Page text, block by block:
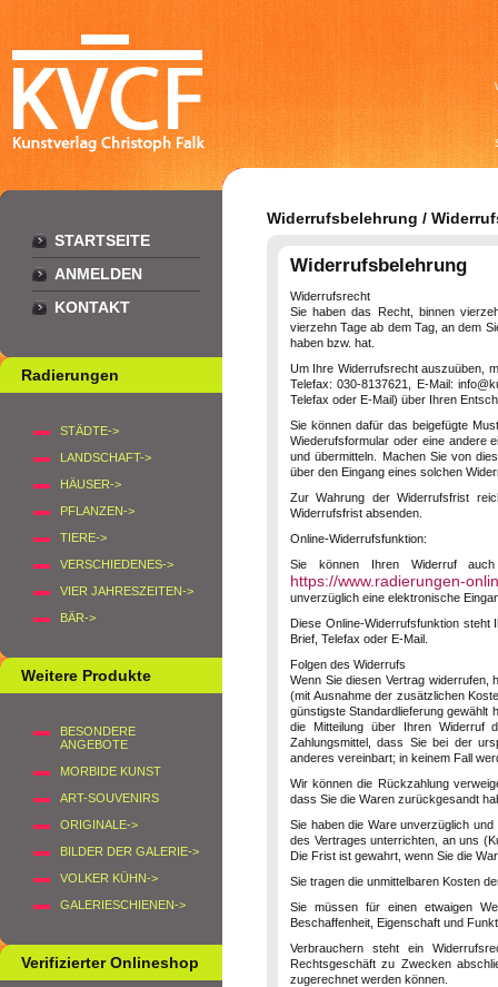
STARTSEITE
ANMELDEN
KONTAKT
Radierungen
STÄDTE->
LANDSCHAFT->
HÄUSER->
PFLANZEN->
TIERE->
VERSCHIEDENES->
VIER JAHRESZEITEN->
BÄR->
Weitere Produkte
BESONDERE
ANGEBOTE
MORBIDE KUNST
ART-SOUVENIRS
ORIGINALE->
BILDER DER GALERIE->
VOLKER KÜHN->
GALERIESCHIENEN->
Verifizierter Onlineshop
Widerrufsbelehrung /
Widerrufsbelehrung
Widerrufsrecht
Sie haben das Recht, binnen
vierzehn Tage ab dem Tag, an dem
haben bzw. hat.
Um Ihre Widerrufsrecht auszuüben,
Telefax: 030-8137621, E-Mail:
Telefax oder E-Mail) über Ihren
Sie können dafür das beigefügte
Wiederufsformular oder eine andere
und übermitteln. Machen Sie von
über den Eingang eines solchen
Zur Wahrung der Widerrufsfrist
Widerrufsfrist absenden.
Online-Widerrufsfunktion:
Sie können Ihren Widerruf
https://www.radierungen-
unverzüglich eine elektronische
Diese Online-Widerrufsfunktion
Brief, Telefax oder E-Mail.
Folgen des Widerrufs
Wenn Sie diesen Vertrag widerrufen,
(mit Ausnahme der zusätzlichen
günstigste Standardlieferung gewählt
die Mitteilung über Ihren Widerruf
Zahlungsmittel, dass Sie bei der
anderes vereinbart; in keinem Fall
Wir können die Rückzahlung
dass Sie die Waren zurückgesandt
Sie haben die Ware unverzüglich
des Vertrages unterrichten, an uns (
Die Frist ist gewahrt, wenn Sie die
Sie tragen die unmittelbaren Kosten
Sie müssen für einen etwaigen
Beschaffenheit, Eigenschaft und
Verbrauchern steht ein
Rechtsgeschäft zu Zwecken
zugerechnet werden können.